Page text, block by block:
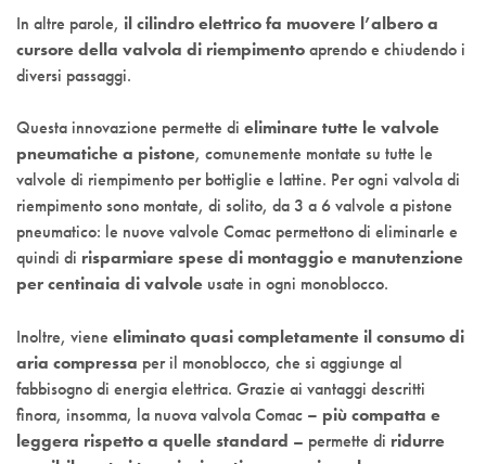
In altre parole, il cilindro elettrico fa muovere l’albero a
cursore della valvola di riempimentoaprendo e chiudendo i
diversi passaggi.
Questa innovazione permette di eliminare tutte le valvole
pneumatiche a pistone, comunemente montate su tutte le
valvole di riempimento per bottiglie e lattine. Per ogni valvola di
riempimento sono montate, di solito, da 3 a 6 valvole a pistone
pneumatico: le nuove valvole Comac permettono di eliminarle e
quindi di risparmiare spese di montaggio e manutenzione
per centinaia di valvole usate in ogni monoblocco.
Inoltre, viene eliminato quasi completamente il consumo di
aria compressa per il monoblocco, che si aggiunge al
fabbisogno di energia elettrica. Grazie ai vantaggi descritti
finora, insomma, la nuova valvola Comac – più compatta e
leggera rispetto a quelle standard – permette di ridurre